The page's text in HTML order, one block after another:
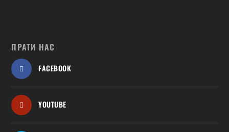
ПРАТИ НАС
FACEBOOK
YOUTUBE